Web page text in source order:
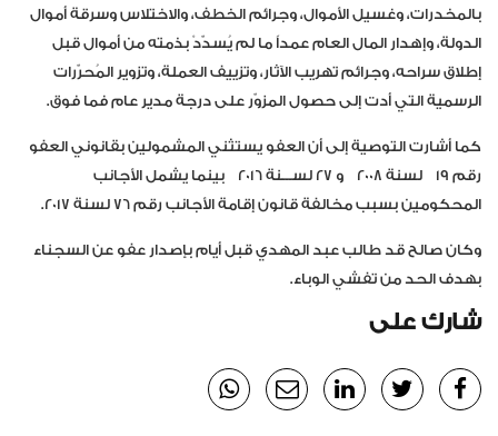
بالمخدرات، وغسيل الأموال، وجرائم الخطف، والاختلاس وسرقة أموال
الدولة، وإهدار المال العام عمداً ما لم يُسدّدْ بذمته من أموال قبل
إطلاق سراحه، وجرائم تهريب الآثار، وتزييف العملة، وتزوير المُحرّرات
الرسمية التي أدت إلى حصول المزوّر على درجة مدير عام فما فوق.
كما أشارت التوصية إلى أن العفو يستثني المشمولين بقانوني العفو
رقم 19 لسنة 2008 و 27 لســـنة 2016 بينما يشمل الأجانب
المحكومين بسبب مخالفة قانون إقامة الأجانب رقم 76 لسنة 2017.
وكان صالح قد طالب عبد المهدي قبل أيام بإصدار عفو عن السجناء
بهدف الحد من تفشي الوباء.
شارك على